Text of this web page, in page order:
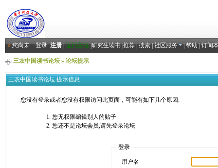
»您尚未登录 注册|返回主站|研究生读书|推荐|搜索|社区服务 |帮助|订阅
三农中国读书论坛» 论坛提示
三农中国读书论坛 提示信息
您没有登录或者您没有权限访问此页面，可能有如下几个原因:
您无权限编辑别人的贴子
您还不是论坛会员,请先登录论坛
登录
用户名